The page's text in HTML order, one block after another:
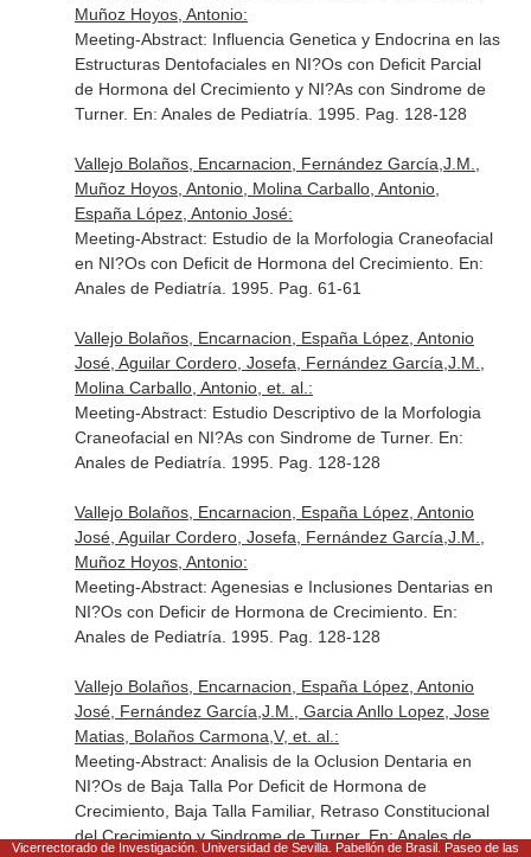
Muñoz Hoyos, Antonio:
Meeting-Abstract: Influencia Genetica y Endocrina en las
Estructuras Dentofaciales en NI?Os con Deficit Parcial
de Hormona del Crecimiento y NI?As con Sindrome de
Turner. En: Anales de Pediatría . 1995. Pag. 128-128
Vallejo Bolaños, Encarnacion, Fernández García,J.M.,
Muñoz Hoyos, Antonio, Molina Carballo, Antonio,
España López, Antonio José:
Meeting-Abstract: Estudio de la Morfologia Craneofacial
en NI?Os con Deficit de Hormona del Crecimiento. En:
Anales de Pediatría . 1995. Pag. 61-61
Vallejo Bolaños, Encarnacion, España López, Antonio
José, Aguilar Cordero, Josefa, Fernández García,J.M.,
Molina Carballo, Antonio, et. al.:
Meeting-Abstract: Estudio Descriptivo de la Morfologia
Craneofacial en NI?As con Sindrome de Turner. En:
Anales de Pediatría . 1995. Pag. 128-128
Vallejo Bolaños, Encarnacion, España López, Antonio
José, Aguilar Cordero, Josefa, Fernández García,J.M.,
Muñoz Hoyos, Antonio:
Meeting-Abstract: Agenesias e Inclusiones Dentarias en
NI?Os con Deficir de Hormona de Crecimiento. En:
Anales de Pediatría . 1995. Pag. 128-128
Vallejo Bolaños, Encarnacion, España López, Antonio
José, Fernández García,J.M., Garcia Anllo Lopez, Jose
Matias, Bolaños Carmona,V, et. al.:
Meeting-Abstract: Analisis de la Oclusion Dentaria en
NI?Os de Baja Talla Por Deficit de Hormona de
Crecimiento, Baja Talla Familiar, Retraso Constitucional
del Crecimiento y Sindrome de Turner.En: Anales de
Vicerrectorado de Investigación. Universidad de Sevilla. Pabellón de Brasil. Paseo de las